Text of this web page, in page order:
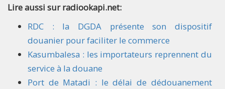
Lire aussi sur radiookapi.net:
RDC : la DGDA présente son dispositif
douanier pour faciliter le commerce
Kasumbalesa : les importateurs reprennent du
service à la douane
Port de Matadi : le délai de dédouanement